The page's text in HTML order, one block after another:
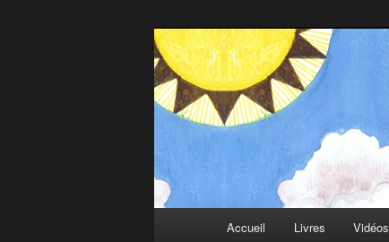
Deux-Esprits
Accueil Livres Vidéos